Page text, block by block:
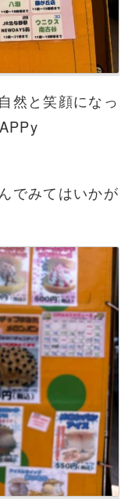
然と笑顔になっ
でみてはいかが